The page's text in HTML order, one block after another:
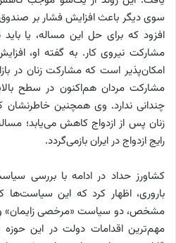
سوی دیگر باعث افزایش فشار بر
افزود که برای حل این مساله، یا باید
مشارکت نیروی کار. به گفته او،
امکان‌پذیر است که مشارکت زنان در
مشارکت مردان هم‌اکنون در سطح
چندانی ندارد. وی همچنین خاطرنشان
زنان پس از ازدواج کاهش می‌یابد؛
رایج ازدواج در ایران بازمی‌گردد.
کشاورز حداد در ادامه با بررسی
باروری، اظهار کرد که این سیاست‌ها
مشخص، دو سیاست «مرخصی زایمان»
مهم‌ترین اقدامات دولت در این حوزه